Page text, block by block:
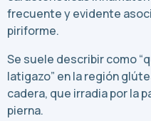
frecuente y evidente
piriforme.
Se suele describir como
latigazo” en la región
cadera, que irradia por la
pierna.